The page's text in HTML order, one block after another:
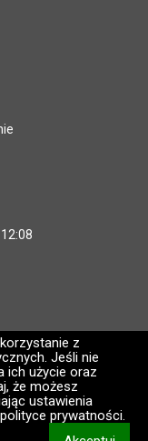
z
Jeśli nie
ich użycie oraz
że możesz
ustawienia
prywatności.